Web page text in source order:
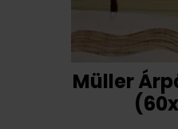
Müller